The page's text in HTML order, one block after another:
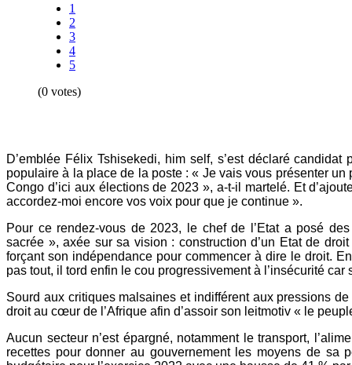
1
2
3
4
5
(0 votes)
D’emblée Félix Tshisekedi, him self, s’est déclaré
populaire à la place de la poste : « Je vais vous présenter
Congo d’ici aux élections de 2023 », a-t-il martelé. Et
accordez-moi encore vos voix pour que je continue ».
Pour ce rendez-vous de 2023, le chef de l’Etat a posé
sacrée », axée sur sa vision : construction d’un Etat de
forçant son indépendance pour commencer à dire le droit.
pas tout, il tord enfin le cou progressivement à l’insécurité
Sourd aux critiques malsaines et indifférent aux pressions
droit au cœur de l’Afrique afin d’assoir son leitmotiv « le
Aucun secteur n’est épargné, notamment le transport,
recettes pour donner au gouvernement les moyens de